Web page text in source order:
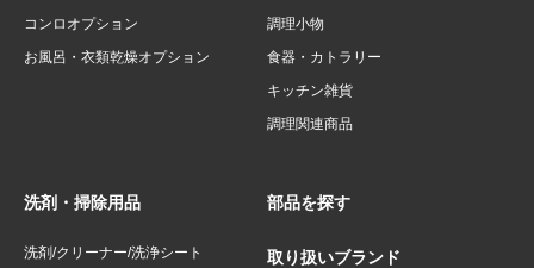
コンロオプション
お風呂・衣類乾燥オプション
調理小物
食器・カトラリー
キッチン雑貨
調理関連商品
洗剤・掃除用品
洗剤/クリーナー/洗浄シート
部品を探す
取り扱いブランド